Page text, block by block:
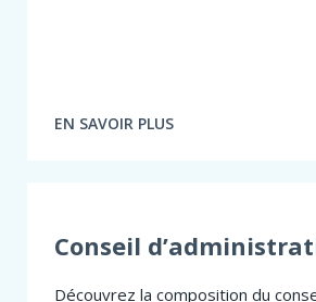
EN SAVOIR PLUS
À
Conseil
Découvrez la composition du